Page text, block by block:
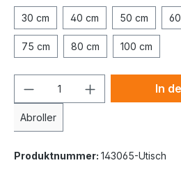
30 cm 40 cm 50 cm
75 cm 80 cm 100 cm
Abroller
In
Produktnummer: 143065-Utisch